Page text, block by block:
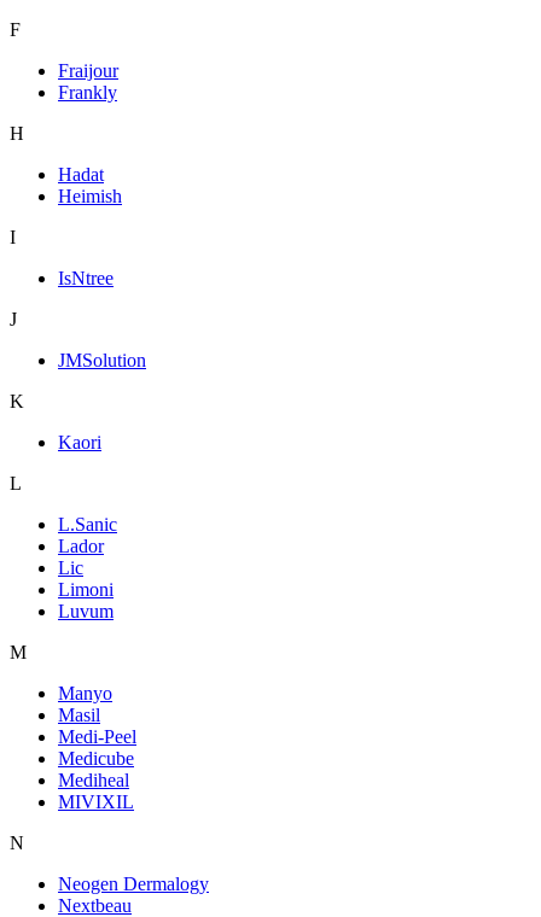
F
Fraijour
Frankly
H
Hadat
Heimish
I
IsNtree
J
JMSolution
K
Kaori
L
L.Sanic
Lador
Lic
Limoni
Luvum
M
Manyo
Masil
Medi-Peel
Medicube
Mediheal
MIVIXIL
N
Neogen Dermalogy
Nextbeau